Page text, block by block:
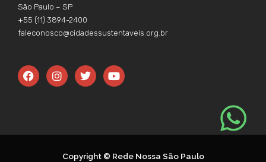
São Paulo – SP
+55 (11) 3894-2400
faleconosco@cidadessustentaveis.org.br
F
a
c
o
I
n
s
r
m
T
w
i
r
Y
o
u
e
Copyright © Rede Nossa São Paulo